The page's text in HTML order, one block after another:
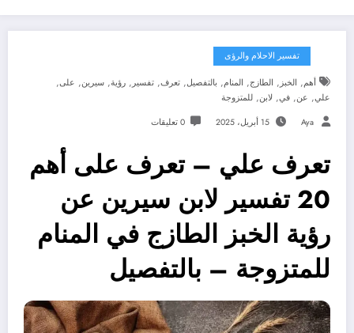
تفسير الاحلام والرؤى
أهم, الخبز , الطازج, المنام, بالتفصيل, تعرف, تفسير , رؤية, سيرين, على,
علي, عن, في, لابن, للمتزوجة
Aya 15 أبريل، 2025 0 تعليقات
تعرف علي – تعرف على أهم
20 تفسير لابن سيرين عن
رؤية الخبز الطازج في المنام
للمتزوجة – بالتفصيل